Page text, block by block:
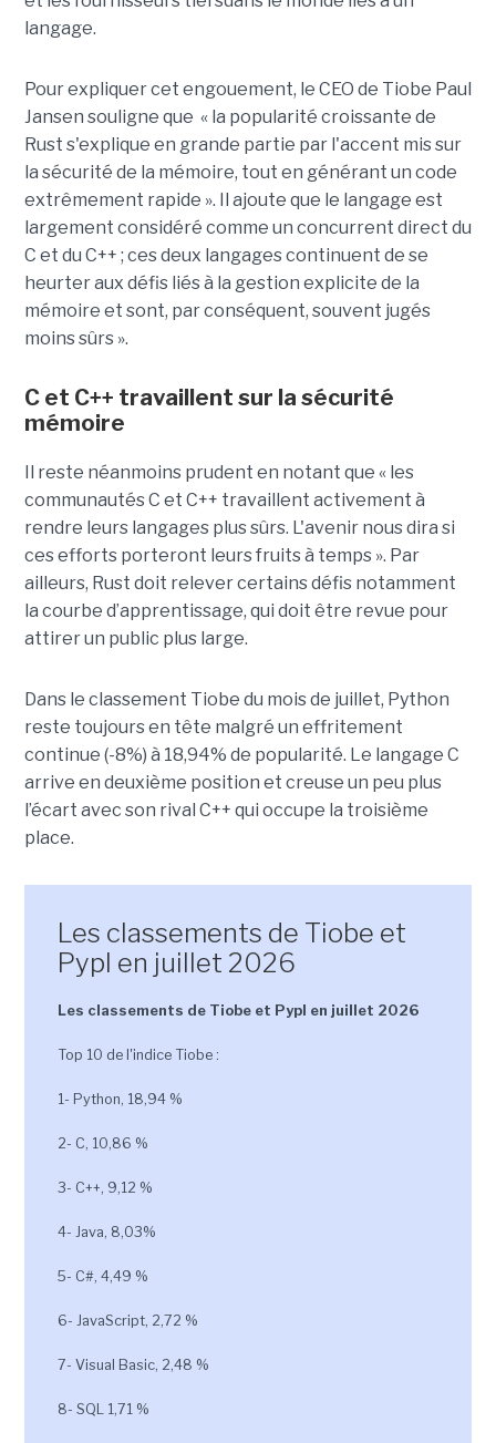
langage.
Pour expliquer cet engouement, le CEO de Tiobe Paul
Jansen souligne que « la popularité croissante de
Rust s'explique en grande partie par l'accent mis sur
la sécurité de la mémoire, tout en générant un code
extrêmement rapide ». Il ajoute que le langage est
largement considéré comme un concurrent direct du
C et du C++ ; ces deux langages continuent de se
heurter aux défis liés à la gestion explicite de la
mémoire et sont, par conséquent, souvent jugés
moins sûrs ».
C et C++ travaillent sur la sécurité
mémoire
Il reste néanmoins prudent en notant que « les
communautés C et C++ travaillent activement à
rendre leurs langages plus sûrs. L'avenir nous dira si
ces efforts porteront leurs fruits à temps ». Par
ailleurs, Rust doit relever certains défis notamment
la courbe d’apprentissage, qui doit être revue pour
attirer un public plus large.
Dans le classement Tiobe du mois de juillet, Python
reste toujours en tête malgré un effritement
continue (-8%) à 18,94% de popularité. Le langage C
arrive en deuxième position et creuse un peu plus
l’écart avec son rival C++ qui occupe la troisième
place.
Les classements de Tiobe et
Pypl en juillet 2026
Les classements de Tiobe et Pypl en juillet 2026
Top 10 de l'indice Tiobe :
1- Python, 18,94 %
2- C, 10,86 %
3- C++, 9,12 %
4- Java, 8,03%
5- C#, 4,49 %
6- JavaScript, 2,72 %
7- Visual Basic, 2,48 %
8- SQL 1,71 %